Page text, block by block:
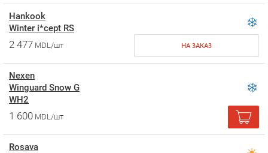
Hankook
Winter i*cept RS
2 477 MDL/шт НА ЗАКАЗ
Nexen
Winguard Snow G
WH2
1 600 MDL/шт
Rosava